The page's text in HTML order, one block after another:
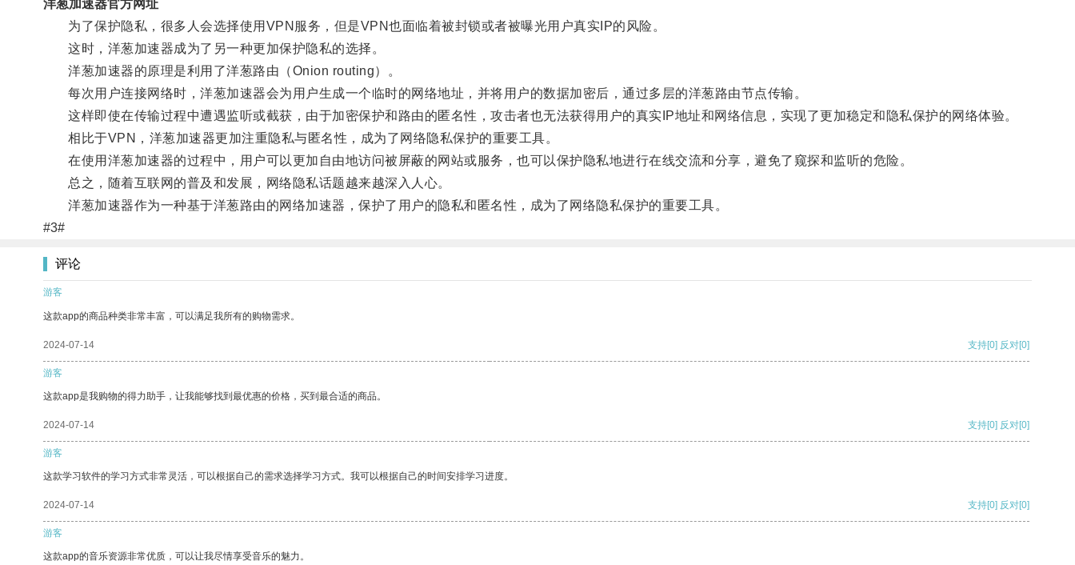
洋葱加速器官方网址
为了保护隐私，很多人会选择使用VPN服务，但是VPN也面临着被封锁或者被曝光用户真实IP的风险。
这时，洋葱加速器成为了另一种更加保护隐私的选择。
洋葱加速器的原理是利用了洋葱路由（Onion routing）。
每次用户连接网络时，洋葱加速器会为用户生成一个临时的网络地址，并将用户的数据加密后，通过多层的洋葱路由节点传输。
这样即使在传输过程中遭遇监听或截获，由于加密保护和路由的匿名性，攻击者也无法获得用户的真实IP地址和网络信息，实现了更加稳定和隐私保护的网络体验。
相比于VPN，洋葱加速器更加注重隐私与匿名性，成为了网络隐私保护的重要工具。
在使用洋葱加速器的过程中，用户可以更加自由地访问被屏蔽的网站或服务，也可以保护隐私地进行在线交流和分享，避免了窥探和监听的危险。
总之，随着互联网的普及和发展，网络隐私话题越来越深入人心。
洋葱加速器作为一种基于洋葱路由的网络加速器，保护了用户的隐私和匿名性，成为了网络隐私保护的重要工具。
#3#
评论
游客
这款app的商品种类非常丰富，可以满足我所有的购物需求。
2024-07-14 支持[0] 反对[0]
游客
这款app是我购物的得力助手，让我能够找到最优惠的价格，买到最合适的商品。
2024-07-14 支持[0] 反对[0]
游客
这款学习软件的学习方式非常灵活，可以根据自己的需求选择学习方式。我可以根据自己的时间安排学习进度。
2024-07-14 支持[0] 反对[0]
游客
这款app的音乐资源非常优质，可以让我尽情享受音乐的魅力。